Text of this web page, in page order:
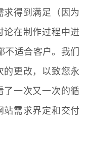
求得到满足（因为
论在制作过程中进
不适合客户。我们
的更改，以致您永
一次又一次的循
站需求界定和交付